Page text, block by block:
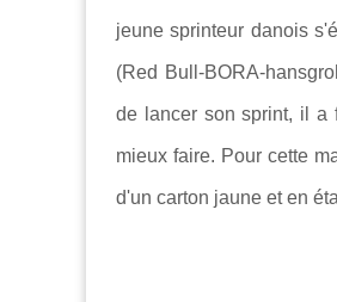
jeune sprinteur danois
(Red Bull-BORA-
de lancer son sprint, il a
mieux faire. Pour cette
d'un carton jaune et en